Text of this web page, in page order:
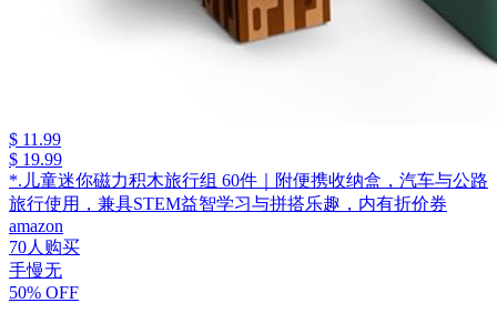
$ 11.99
$ 19.99
*.儿童迷你磁力积木旅行组 60件｜附便携收纳盒，汽车与公路
旅行使用，兼具STEM益智学习与拼搭乐趣，内有折价券
amazon
70人购买
手慢无
50% OFF